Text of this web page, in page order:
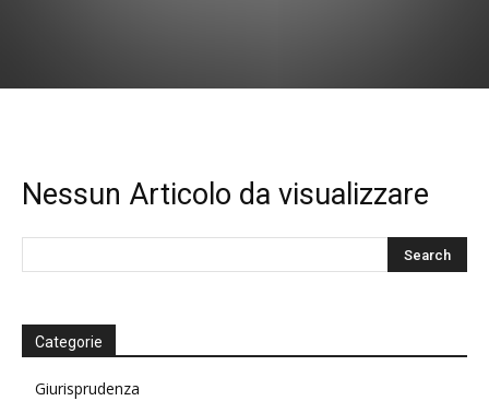
Nessun Articolo da visualizzare
Categorie
Giurisprudenza